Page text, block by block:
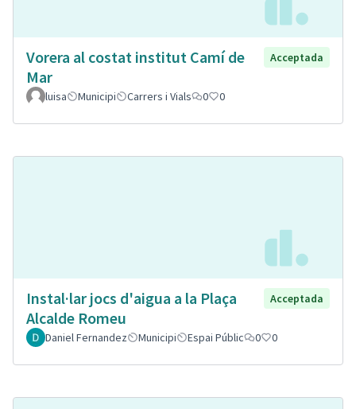
Vorera al costat institut Camí de
Mar
Acceptada
luisa Municipi Carrers i Vials 0 0
Instal·lar jocs d'aigua a la Plaça
Alcalde Romeu
Acceptada
Daniel Fernandez Municipi Espai Públic 0 0